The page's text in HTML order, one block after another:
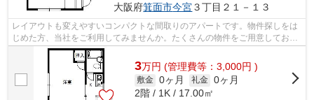
大阪府箕面市今宮３丁目２１－１３
レイアウトも変えやすいコンパクトな間取りのアパートです。物件探しをは
じめた方、当社をご利用してみませんか。たくさんの物件をご用意しており
ますので、お気に入りの物件に出会え...
3万円 (管理費等：3,000円 )
敷金 0ヶ月 礼金 0ヶ月
2階 / 1K / 17.00㎡